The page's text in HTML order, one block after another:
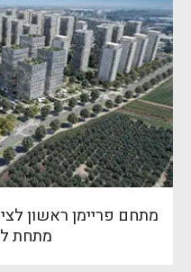
מתחם פריימן ראשון
מתחת